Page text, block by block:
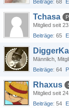
Beiträge 68
Tchasa
Mitglied seit
Beiträge 65
Männlich
Beiträge 64
Rhaxus
Mitglied seit
Beiträge 54